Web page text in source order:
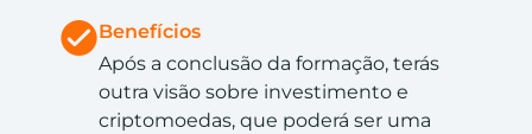
Benefícios
Após a conclusão da formação, terás
outra visão sobre investimento e
criptomoedas, que poderá ser uma